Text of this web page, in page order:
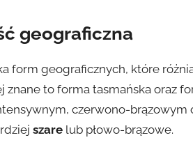
geograficzna
form geograficznych, które
znane to forma tasmańska oraz
czerwono-
szare lub płowo-brązowe.